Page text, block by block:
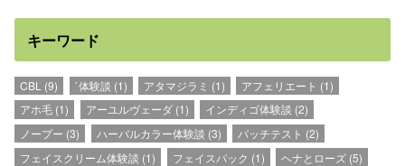
キーワード
CBL (9) `体験談 (1) アタマジラミ (1) アフェリエート (1)
アホ毛 (1) アーユルヴェーダ(1) インディゴ体験談 (2)
ノープー (3) ハーバルカラー体験談 (3) パッチテスト (2)
フェイスクリーム体験談 (1) フェイスパック (1) ヘナとローズ(5)